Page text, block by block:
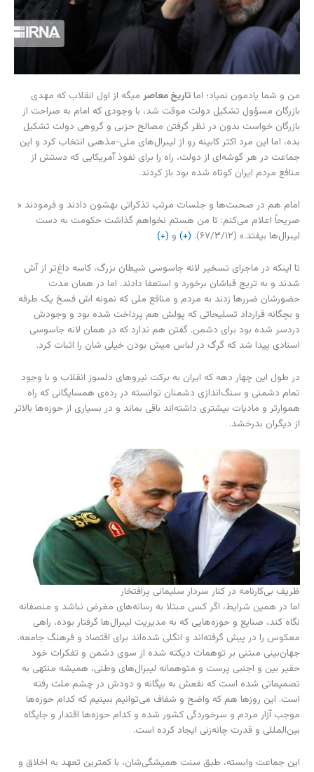
من و شما یادمون نمیاد؛ اما تاریخ معاصر میگه از اول انقلاب که مهدی
بازرگان مسؤول تشکیل دولت موقت شد، با وجودی که امام به صراحت از
بازرگان خواست بدون در نظر گرفتن مصالح حزبی و گروهی دولت تشکیل
بده، اما این مرد اکثر کابینه رو از لیبرال‌های ملی-مذهبی انتخاب کرد و این
جماعت در هر گوشه‌ای از دولت، راه را برای نفوذ آمریکایی که دستش از
منافع مردم ایران کوتاه شده بود باز کردند.
امام هم در صحبت‌ها و جلسات مرتب تذکراتی بهشون دادند و فرمودند «
صریحاً اعلام می‌کنم: تا من هستم نخواهم گذاشت حکومت به دست
لیبرال‌ها بیفتد.» (۶۷/۳/۱۲).
(+) و (+)
تا اینکه در ماجرای تسخیر لانه جاسوسی شیطان بزرگ، کاسه داغ‌تر از آش
شدند و به تریج قباشان برخورد و استعفا دادند. اما در همان مدت
حضورشان ضررها زدند به مردم و منافع ملی که نمونه اش فسخ یک طرفه
و بچگانه قرارداد تسلیحاتی که پولش هم پرداخت شده بود و وجودش
دردسر شده بود برای دشمن. گفتن هم ندارد که در همان لانه جاسوسی
اسنادی پیدا شد که گرگ در لباس میش بودن خیلی شان را اثبات کرد.
در طول این چهار دهه که ایران به برکت نیروهای دلسوز انقلاب و با وجود
تمام دشمنی و سنگ‌اندازی دشمنان توانسته در رده‌ی همسایگانی که راه
هموارتر و مادیات بیشتری داشته‌اند باقی بماند و در بسیاری از حوزه‌ها بالاتر
از دیگران بدرخشد.
ظریف بی‌کارنامه در کنار سردار سلیمانی پرافتخار
اما در همین شرایط، اگر کسی مبتلا به رسانه‌های مغرض نباشد و منصفانه
نگاه کند، صنایع و حوزه‌هایی که به مدیریت لیبرال‌ها گرفتار بوده، راهی
معکوس را در پیش گرفته‌اند و انگلی شده‌اند برای اقتصاد و فرهنگ جامعه.
جهان‌بینی مبتنی بر توهمات دیکته شده از سوی دشمن و تفکرات خود
حقیر بین و اجنبی پرست و متوهمانه لیبرال‌های وطنی، همیشه منتهی به
تصمیماتی شده است که نفعش به بیگانه و دودش در چشم ملت رفته
است. این روزها هم که واضح و شفاف می‌توانیم ببینیم که کدام حوزه‌ها
موجب آزار مردم و سرخوردگی کشور شده و کدام حوزه‌ها اقتدار و جایگاه
بین‌المللی و قدرت چانه‌زنی ایجاد کرده است.
این جماعت وابسته، طبق سنت همیشگی‌شان، با کمترین تعهد به اخلاق و